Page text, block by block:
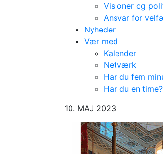
Visioner og
Ansvar for
Nyheder
Vær med
Kalender
Netværk
Har du fem
Har du en time?
10. MAJ 2023